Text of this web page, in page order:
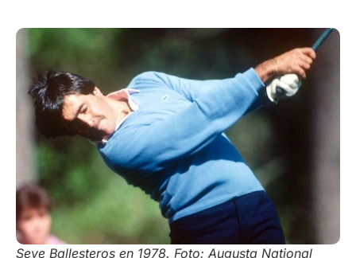
Seve Ballesteros en 1978. Foto: Augusta National